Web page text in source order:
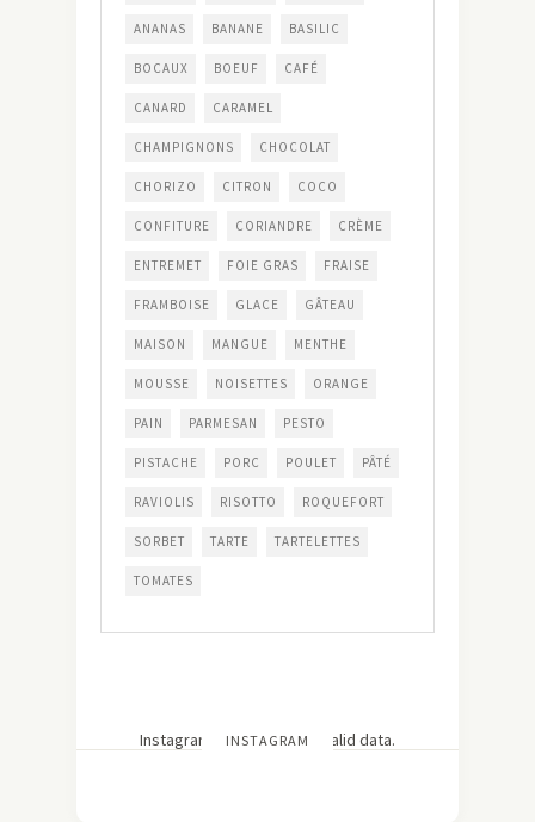
ANANAS BANANE BASILIC
BOCAUX BOEUF CAFÉ
CANARD CARAMEL
CHAMPIGNONS CHOCOLAT
CHORIZO CITRON COCO
CONFITURE CORIANDRE CRÈME
ENTREMET FOIE GRAS FRAISE
FRAMBOISE GLACE GÂTEAU
MAISON MANGUE MENTHE
MOUSSE NOISETTES ORANGE
PAIN PARMESAN PESTO
PISTACHE PORC POULET PÂTÉ
RAVIOLIS RISOTTO ROQUEFORT
SORBET TARTE TARTELETTES
TOMATES
INSTAGRAM
Instagram has returned invalid data.